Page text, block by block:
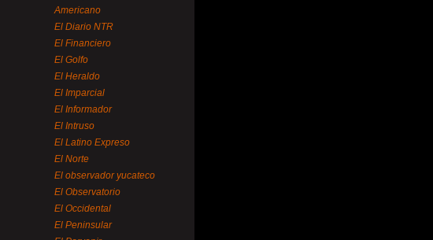
Americano
El Diario NTR
El Financiero
El Golfo
El Heraldo
El Imparcial
El Informador
El Intruso
El Latino Expreso
El Norte
El observador yucateco
El Observatorio
El Occidental
El Peninsular